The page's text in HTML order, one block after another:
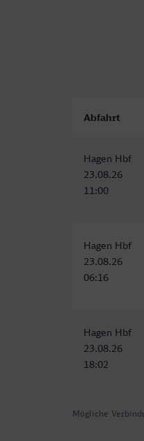
Mögliche
Abfahrt
Hagen Hbf
23.08.26
11:00
Hagen Hbf
23.08.26
06:16
Hagen Hbf
23.08.26
18:02